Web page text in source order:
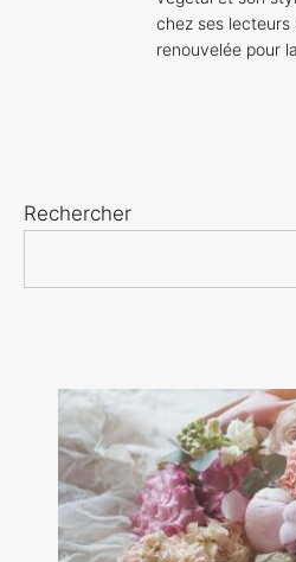
chez ses lecteurs
renouvelée pour
Rechercher